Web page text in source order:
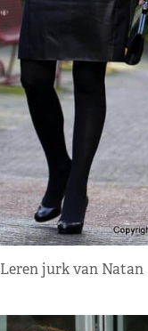
Leren jurk van Natan